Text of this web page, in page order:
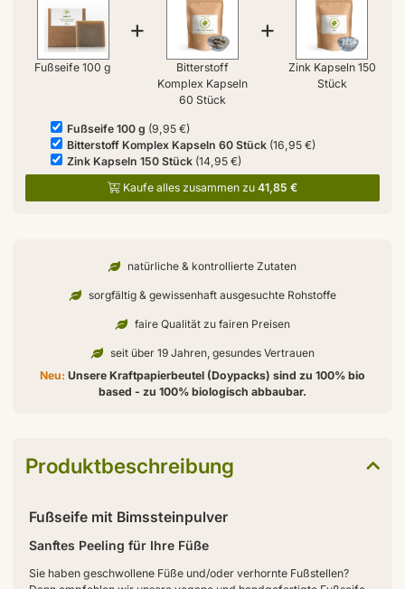
Fußseife 100 g
+
Bitterstoff
Komplex Kapseln
60 Stück
+
Zink Kapseln 150
Stück
Fußseife 100 g (9,95 €)
Bitterstoff Komplex Kapseln 60 Stück(16,95 €)
Zink Kapseln 150 Stück(14,95 €)
Kaufe alles zusammen zu 41,85 €
natürliche & kontrollierte Zutaten
sorgfältig & gewissenhaft ausgesuchte Rohstoffe
faire Qualität zu fairen Preisen
seit über 19 Jahren, gesundes Vertrauen
Neu: Unsere Kraftpapierbeutel (Doypacks) sind zu 100% bio
based - zu 100% biologisch abbaubar.
Produktbeschreibung
Fußseife mit Bimssteinpulver
Sanftes Peeling für Ihre Füße
Sie haben geschwollene Füße und/oder verhornte Fußstellen?